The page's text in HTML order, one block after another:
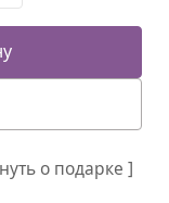
о подарке ]